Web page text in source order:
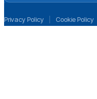
Privacy Policy Cookie Policy